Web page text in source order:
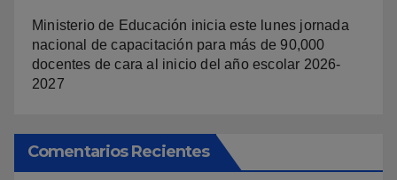
Ministerio de Educación inicia este lunes jornada
nacional de capacitación para más de 90,000
docentes de cara al inicio del año escolar 2026-
2027
Comentarios Recientes